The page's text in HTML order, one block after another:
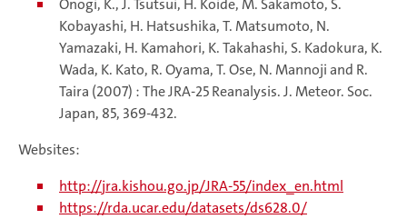
Onogi, K., J. Tsutsui, H. Koide, M. Sakamoto, S.
Kobayashi, H. Hatsushika, T. Matsumoto, N.
Yamazaki, H. Kamahori, K. Takahashi, S. Kadokura, K.
Wada, K. Kato, R. Oyama, T. Ose, N. Mannoji and R.
Taira (2007) : The JRA-25 Reanalysis. J. Meteor. Soc.
Japan, 85, 369-432.
Websites:
http://jra.kishou.go.jp/JRA-55/index_en.html
https://rda.ucar.edu/datasets/ds628.0/